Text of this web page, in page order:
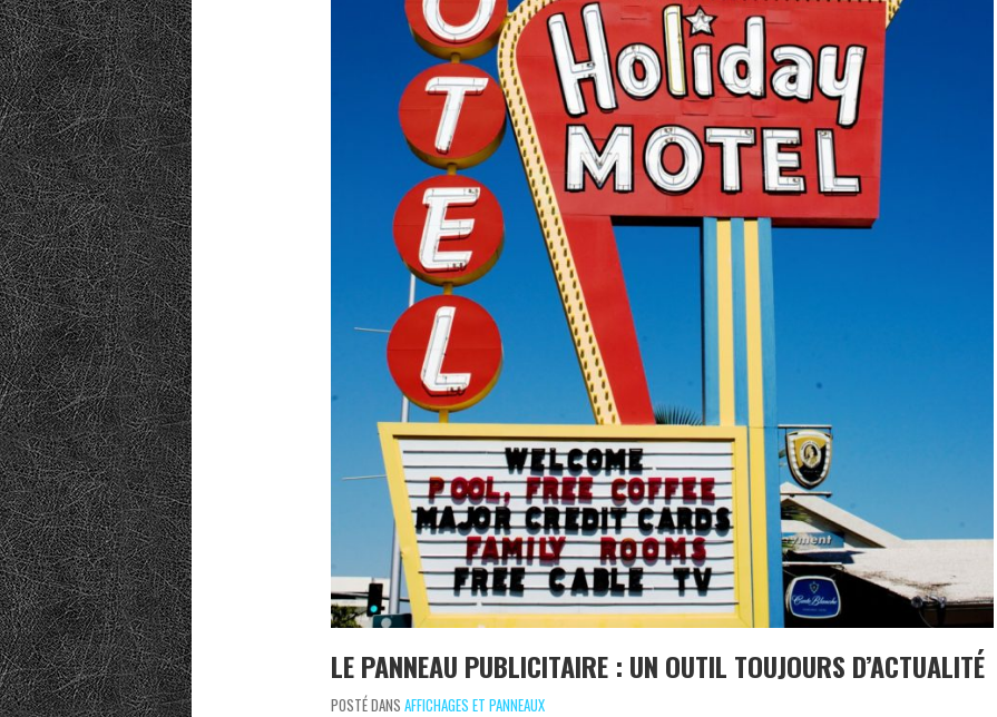
LE PANNEAU PUBLICITAIRE : UN OUTIL TOUJOURS D’ACTUALITÉ
POSTÉ DANS AFFICHAGES ET PANNEAUX